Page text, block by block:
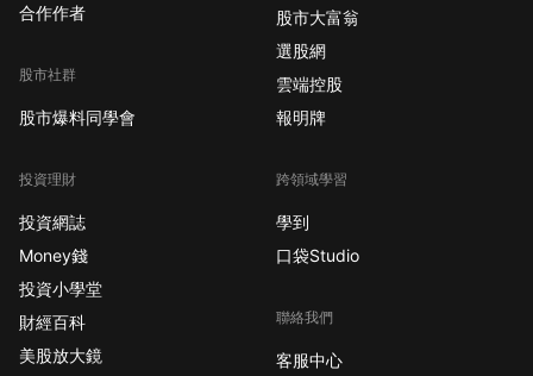
合作作者
股市社群
股市爆料同學會
投資理財
投資網誌
Money錢
投資小學堂
財經百科
美股放大鏡
股市大富翁
選股網
雲端控股
報明牌
跨領域學習
學到
口袋Studio
聯絡我們
客服中心